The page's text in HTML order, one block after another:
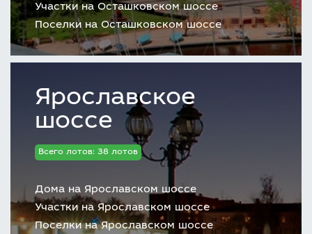
Участки на Осташковском шоссе
Поселки на Осташковском шоссе
Ярославское
шоссе
Всего лотов: 38 лотов
Дома на Ярославском шоссе
Участки на Ярославском шоссе
Поселки на Ярославском шоссе